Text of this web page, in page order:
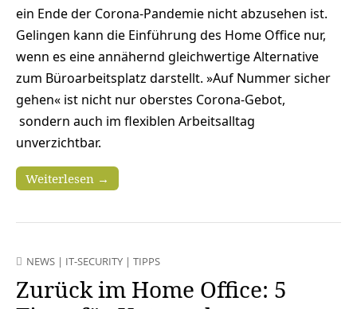
ein Ende der Corona-Pandemie nicht abzusehen ist.
Gelingen kann die Einführung des Home Office nur,
wenn es eine annähernd gleichwertige Alternative
zum Büroarbeitsplatz darstellt. »Auf Nummer sicher
gehen« ist nicht nur oberstes Corona-Gebot,
sondern auch im flexiblen Arbeitsalltag
unverzichtbar.
Weiterlesen →
NEWS | IT-SECURITY | TIPPS
Zurück im Home Office: 5